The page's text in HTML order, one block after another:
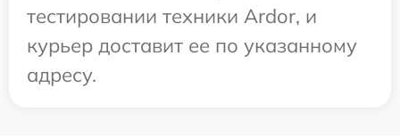
тестировании техники Ardor, и
курьер доставит ее по указанному
адресу.